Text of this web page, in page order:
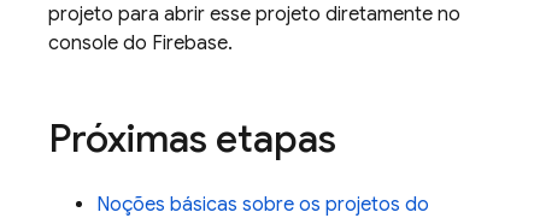
projeto para abrir esse projeto diretamente no
console do Firebase.
Próximas etapas
Noções básicas sobre os projetos do